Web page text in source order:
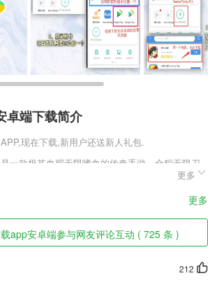
卓端下载简介
APP,现在下载,新用户还送新人礼包.
一款极其血腥无限嗜血的传奇手游。全程无限刀
高输出，超强战斗精彩呈现，让玩家们全程感受精
精彩至极，无需考虑其他的事情，只要尽情的输
血激情。
卓端软件特色
直接在线上完成，复习课堂上所学的内容；
更多
更多
app安卓端参与网友评论互动 ( 725 条 )
212